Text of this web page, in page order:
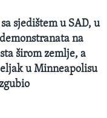
sjedištem u SAD, u
na
širom zemlje, a
u Minneapolisu